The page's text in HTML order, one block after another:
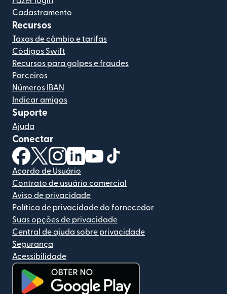
Cadastramento
Recursos
Taxas de câmbio e tarifas
Códigos Swift
Recursos para golpes e fraudes
Parceiros
Números IBAN
Indicar amigos
Suporte
Ajuda
Conectar
(abre em uma nova janela)
(abre em uma nova janela)
(abre em uma nova janela)
(abre em uma nova janela)
(abre em uma nova janela)
Acordo de Usuário
Contrato de usuário comercial
Aviso de privacidade
Política de privacidade do fornecedor
Suas opções de privacidade
Central de ajuda sobre privacidade
Segurança
Acessibilidade